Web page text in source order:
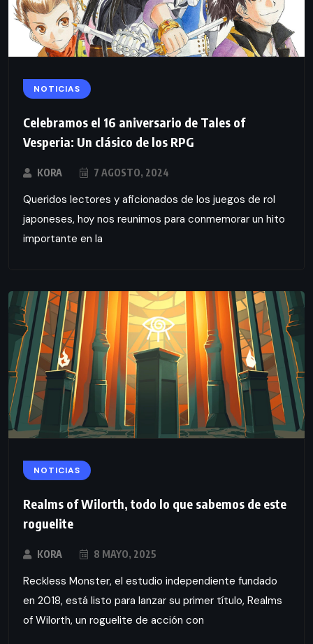
NOTICIAS
Celebramos el 16 aniversario de Tales of
Vesperia: Un clásico de los RPG
KORA 7 AGOSTO, 2024
Queridos lectores y aficionados de los juegos de rol
japoneses, hoy nos reunimos para conmemorar un hito
importante en la
NOTICIAS
Realms of Wilorth, todo lo que sabemos de este
roguelite
KORA 8 MAYO, 2025
Reckless Monster, el estudio independiente fundado
en 2018, está listo para lanzar su primer título, Realms
of Wilorth, un roguelite de acción con